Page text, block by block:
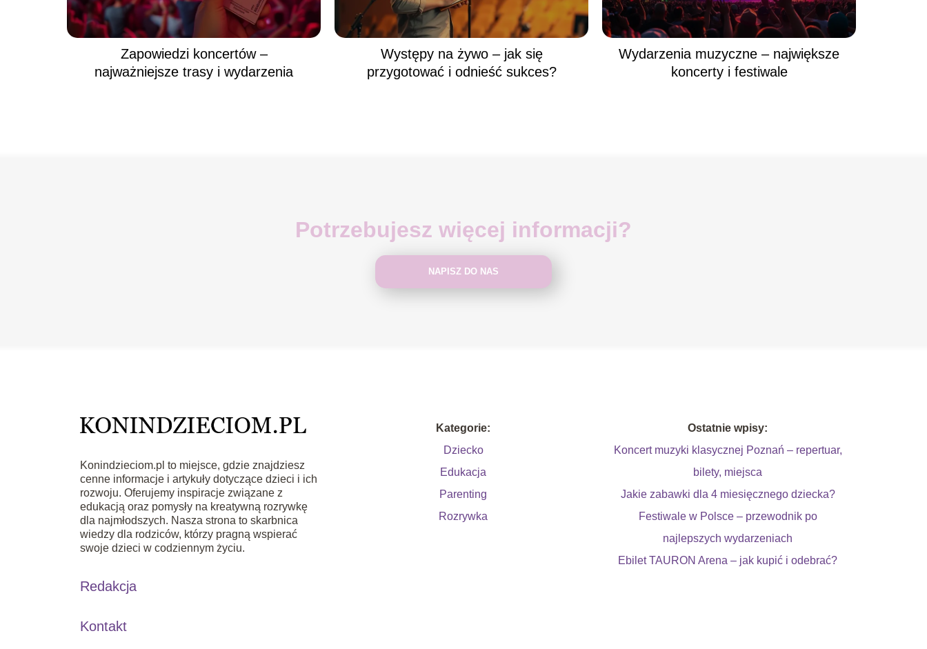
Zapowiedzi koncertów –
najważniejsze trasy i wydarzenia
Występy na żywo – jak się
przygotować i odnieść sukces?
Wydarzenia muzyczne – największe
koncerty i festiwale
Potrzebujesz więcej informacji?
NAPISZ DO NAS
Konindzieciom.pl to miejsce, gdzie znajdziesz
cenne informacje i artykuły dotyczące dzieci i ich
rozwoju. Oferujemy inspiracje związane z
edukacją oraz pomysły na kreatywną rozrywkę
dla najmłodszych. Nasza strona to skarbnica
wiedzy dla rodziców, którzy pragną wspierać
swoje dzieci w codziennym życiu.
Redakcja
Kontakt
Kategorie:
Dziecko
Edukacja
Parenting
Rozrywka
Ostatnie wpisy:
Koncert muzyki klasycznej Poznań – repertuar,
bilety, miejsca
Jakie zabawki dla 4 miesięcznego dziecka?
Festiwale w Polsce – przewodnik po
najlepszych wydarzeniach
Ebilet TAURON Arena – jak kupić i odebrać?